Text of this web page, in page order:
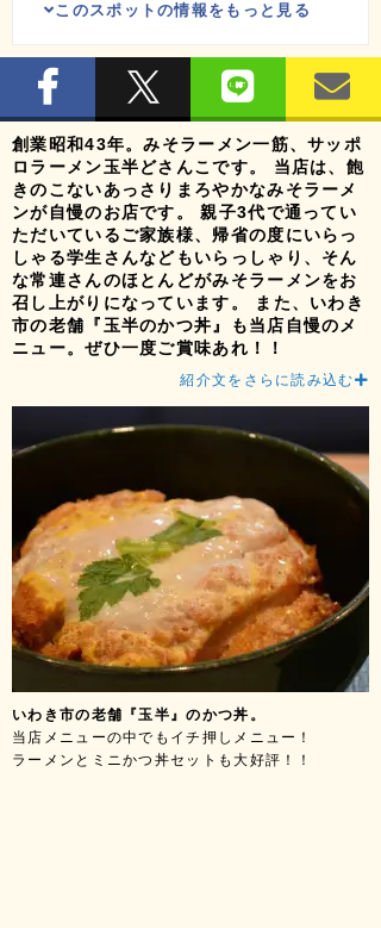
このスポットの情報をもっと見る
創業昭和43年。みそラーメン一筋、サッポ
ロラーメン玉半どさんこです。 当店は、飽
きのこないあっさりまろやかなみそラーメ
ンが自慢のお店です。 親子3代で通ってい
ただいているご家族様、帰省の度にいらっ
しゃる学生さんなどもいらっしゃり、そん
な常連さんのほとんどがみそラーメンをお
召し上がりになっています。 また、いわき
市の老舗『玉半のかつ丼』も当店自慢のメ
ニュー。ぜひ一度ご賞味あれ！！
紹介文をさらに読み込む
いわき市の老舗『玉半』のかつ丼。
当店メニューの中でもイチ押しメニュー！
ラーメンとミニかつ丼セットも大好評！！